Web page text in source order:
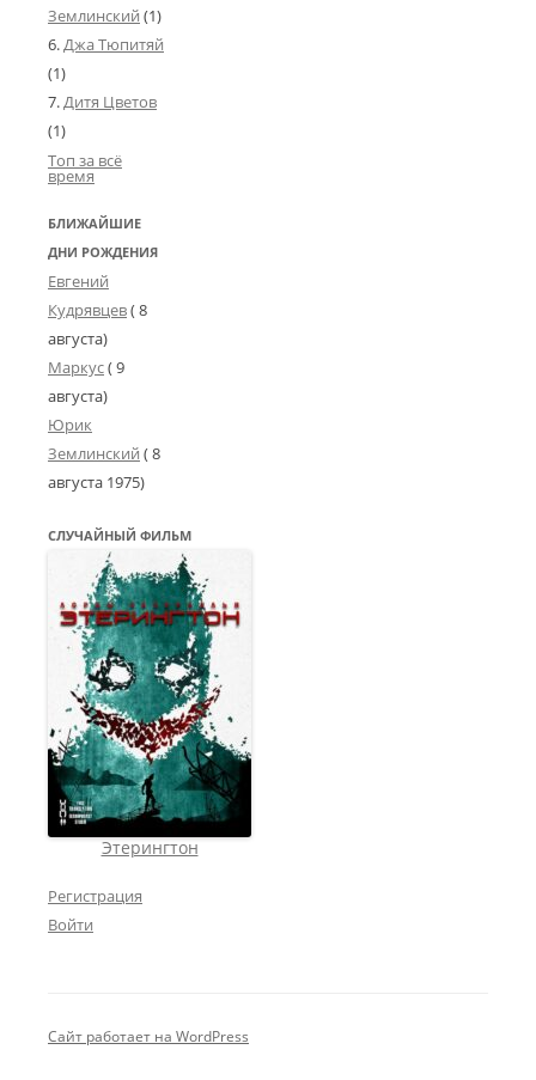
Землинский (1)
Джа Тюпитяй
(1)
Дитя Цветов
(1)
Топ за всё
время
БЛИЖАЙШИЕ
ДНИ РОЖДЕНИЯ
Евгений
Кудрявцев( 8
августа)
Маркус( 9
августа)
Юрик
Землинский (8
августа 1975)
СЛУЧАЙНЫЙ ФИЛЬМ
Этерингтон
Регистрация
Войти
Сайт работает на WordPress